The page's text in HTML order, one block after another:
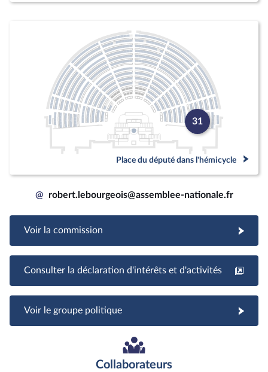
31
Place du député dans l'hémicycle
@ robert.lebourgeois@assemblee-nationale.fr
Voir la commission
Consulter la déclaration d'intérêts et d'activités
Voir le groupe politique
Collaborateurs